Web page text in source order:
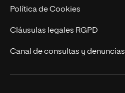
Cursos Universitarios
Actualidad
UNIR Revista
Eventos
Política de Cookies
Cláusulas legales RGPD
Canal de consultas y denuncias